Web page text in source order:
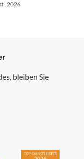
, 2026
bleiben Sie